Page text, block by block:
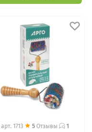
арт. 1713 5 Отзывы 1